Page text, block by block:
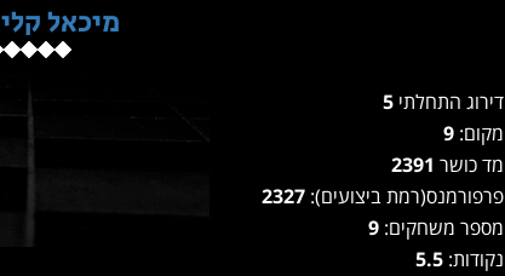
מיכאל
דירוג התחלתי 5
מקום: 9
מד כושר
פרפורמנס(רמת ביצועים): 2327
מספר משחקים: 9
נקודות:5.5